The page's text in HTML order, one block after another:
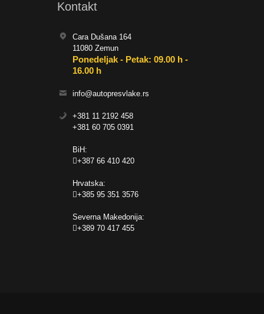
Kontakt
Cara Dušana 164
11080 Zemun
Ponedeljak - Petak: 09.00 h -
16.00 h
info@autopresvlake.rs
+381 11 2192 458
+381 60 705 0391
BiH:
+387 66 410 420
Hrvatska:
+385 95 351 3576
Severna Makedonija:
+389 70 417 455